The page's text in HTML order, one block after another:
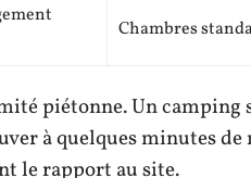
Chambres
piétonne. Un camping
à quelques minutes de
le rapport au site.